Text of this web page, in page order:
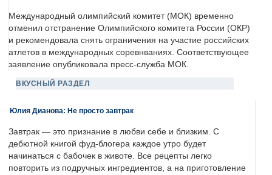
Международный олимпийский комитет (МОК) временно
отменил отстранение Олимпийского комитета России (ОКР)
и рекомендовала снять ограничения на участие российских
атлетов в международных соревнваниях. Соответствующее
заявление опубликовала пресс-служба МОК.
ВКУСНЫЙ РАЗДЕЛ
Юлия Дианова: Не просто завтрак
Завтрак — это признание в любви себе и близким. С
дебютной книгой фуд-блогера каждое утро будет
начинаться с бабочек в животе. Все рецепты легко
повторить из подручных ингредиентов, а на приготовление